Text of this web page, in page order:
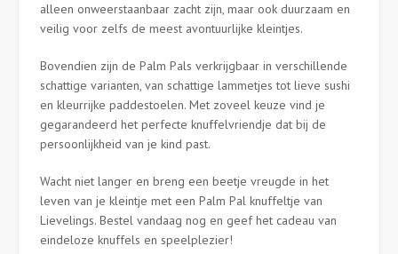
alleen onweerstaanbaar zacht zijn, maar ook duurzaam en
veilig voor zelfs de meest avontuurlijke kleintjes.
Bovendien zijn de Palm Pals verkrijgbaar in verschillende
schattige varianten, van schattige lammetjes tot lieve sushi
en kleurrijke paddestoelen. Met zoveel keuze vind je
gegarandeerd het perfecte knuffelvriendje dat bij de
persoonlijkheid van je kind past.
Wacht niet langer en breng een beetje vreugde in het
leven van je kleintje met een Palm Pal knuffeltje van
Lievelings. Bestel vandaag nog en geef het cadeau van
eindeloze knuffels en speelplezier!